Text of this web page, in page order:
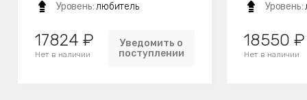
Уровень:любитель
17824 ₽
Нет в наличии
Уведомить о
поступлении
Уровень:
18550 ₽
Нет в наличии